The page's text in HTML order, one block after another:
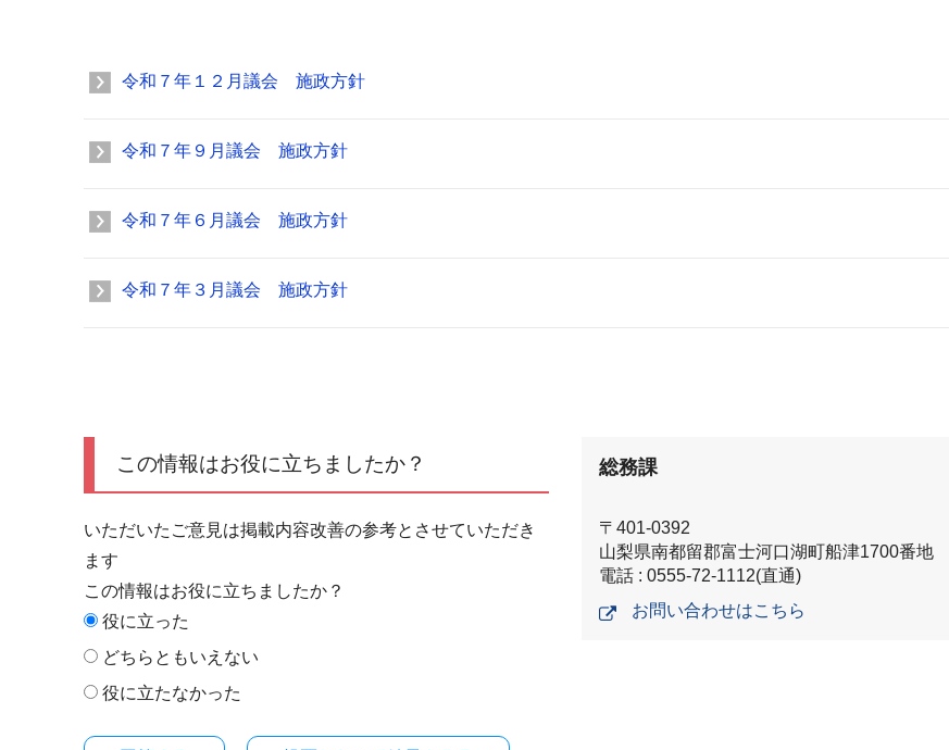
令和７年１２月議会 施政方針
令和７年９月議会 施政方針
令和７年６月議会 施政方針
令和７年３月議会 施政方針
この情報はお役に立ちましたか？
いただいたご意見は掲載内容改善の参考とさせていただき
ます
この情報はお役に立ちましたか？
役に立った
どちらともいえない
役に立たなかった
総務課
〒401-0392
山梨県南都留郡富士河口湖町船津1700番地
電話 : 0555-72-1112(直通)
お問い合わせはこちら